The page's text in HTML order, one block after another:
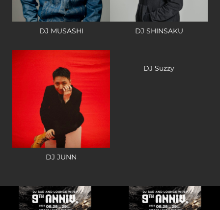
DJ MUSASHI DJ SHINSAKU
DJ JUNN
DJ Suzzy